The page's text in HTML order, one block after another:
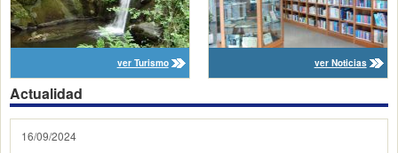
ver Turismo ver Noticias
Actualidad
16/09/2024